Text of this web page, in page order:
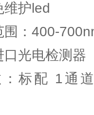
护led
：400-
光电检测器
配 1通道